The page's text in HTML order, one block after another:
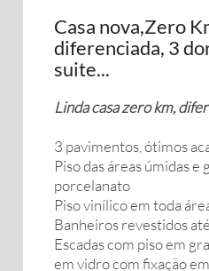
Casa nova,Zero
diferenciada, 3
suite...
Linda casa zero km,
3 pavimentos, ótimos
Piso das áreas úmidas e
porcelanato
Piso vinílico em toda
Banheiros revestidos
Escadas com piso em
em vidro com fixação